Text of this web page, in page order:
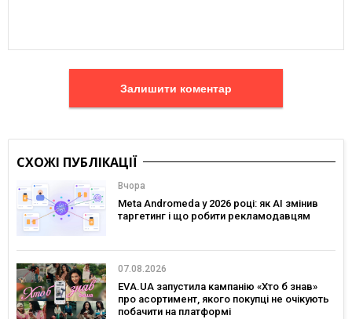
Залишити коментар
СХОЖІ ПУБЛІКАЦІЇ
Вчора
Meta Andromeda у 2026 році: як AI змінив
таргетинг і що робити рекламодавцям
07.08.2026
EVA.UA запустила кампанію «Хто б знав»
про асортимент, якого покупці не очікують
побачити на платформі